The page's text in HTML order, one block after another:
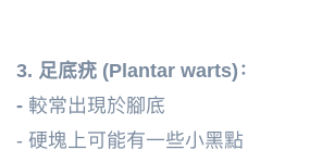
3. 足底疣 (Plantar warts)：
- 較常出現於腳底
- 硬塊上可能有一些小黑點